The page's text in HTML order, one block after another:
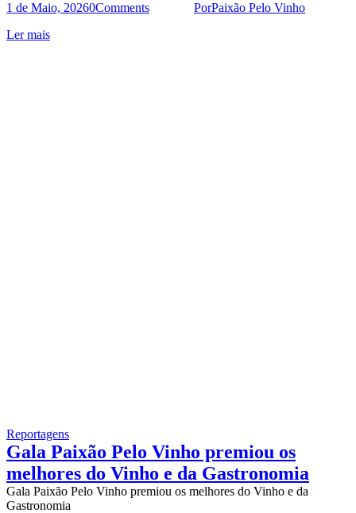
1 de Maio, 20260Comments PorPaixão Pelo Vinho
Ler mais
Reportagens
Gala Paixão Pelo Vinho premiou os
melhores do Vinho e da Gastronomia
Gala Paixão Pelo Vinho premiou os melhores do Vinho e da
Gastronomia